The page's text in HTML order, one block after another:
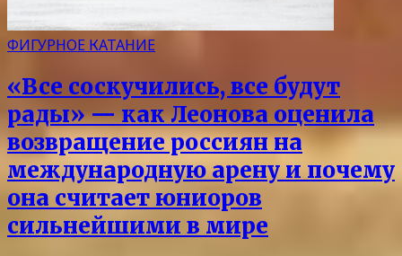
ФИГУРНОЕ КАТАНИЕ
«Все соскучились, все будут
рады» — как Леонова оценила
возвращение россиян на
международную арену и почему
она считает юниоров
сильнейшими в мире